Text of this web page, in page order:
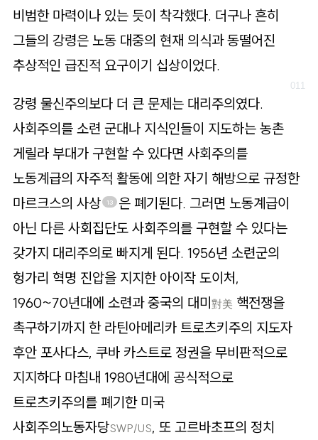
비범한 마력이나 있는 듯이 착각했다. 더구나 흔히
그들의 강령은 노동 대중의 현재 의식과 동떨어진
추상적인 급진적 요구이기 십상이었다.
강령 물신주의보다 더 큰 문제는 대리주의였다.
사회주의를 소련 군대나 지식인들이 지도하는 농촌
게릴라 부대가 구현할 수 있다면 사회주의를
노동계급의 자주적 활동에 의한 자기 해방으로 규정한
마르크스의 사상
13
은 폐기된다. 그러면 노동계급이
아닌 다른 사회집단도 사회주의를 구현할 수 있다는
갖가지 대리주의로 빠지게 된다. 1956년 소련군의
헝가리 혁명 진압을 지지한 아이작 도이처,
1960~70년대에 소련과 중국의 대미 對美 핵전쟁을
촉구하기까지 한 라틴아메리카 트로츠키주의 지도자
후안 포사다스, 쿠바 카스트로 정권을 무비판적으로
지지하다 마침내 1980년대에 공식적으로
트로츠키주의를 폐기한 미국
사회주의노동자당SWP/US, 또 고르바초프의 정치